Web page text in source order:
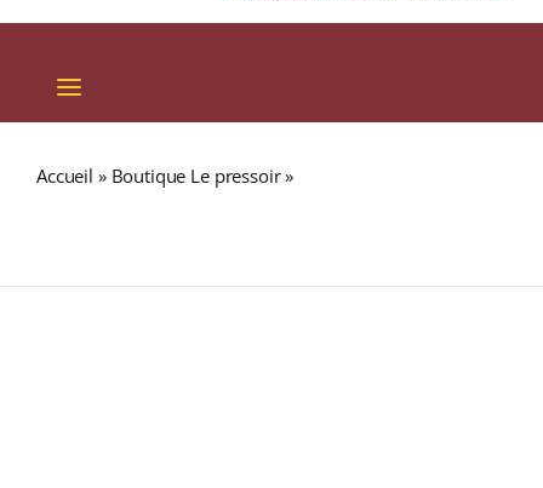
Toggle
Navigation
Accueil » Boutique Le pressoir»